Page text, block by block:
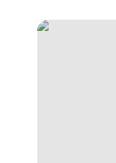
Sports et